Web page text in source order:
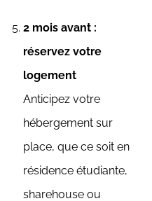
2 mois avant :
réservez votre
logement
Anticipez votre
hébergement sur
place, que ce soit en
résidence étudiante,
sharehouse ou